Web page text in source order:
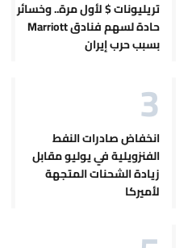
تريليونات $ لأول مرة.. وخسائر
حادة لسهم فنادق Marriott
بسبب حرب إيران
انخفاض صادرات النفط
الفنزويلية في يوليو مقابل
زيادة الشحنات المتجهة
لأميركا